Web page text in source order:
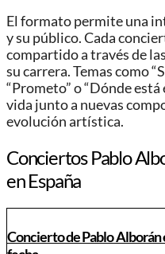
El formato permite una
y su público. Cada
compartido a través de
su carrera. Temas como
“Prometo” o “Dónde
vida junto a nuevas
evolución artística.
Conciertos Pablo
en España
Concierto de Pablo Alborán